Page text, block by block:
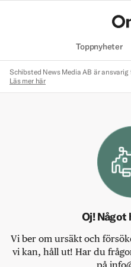
Toppnyheter
Schibsted News Media AB är
Läs mer här
Oj! Något
Vi ber om ursäkt och
vi kan, håll ut! Har du